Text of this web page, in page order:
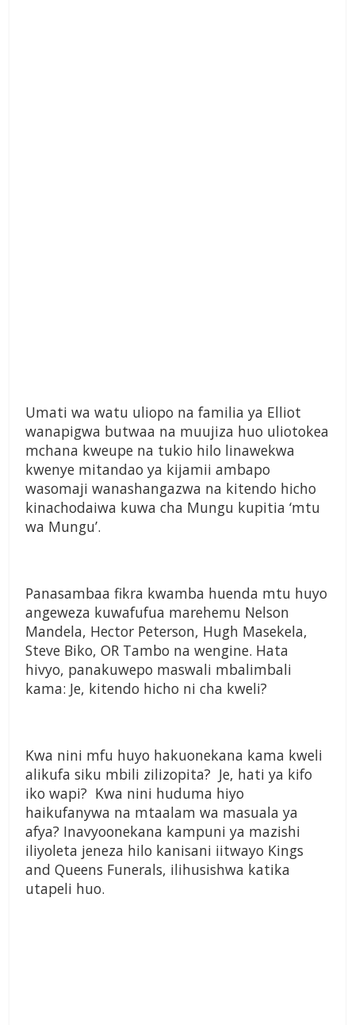
Umati wa watu uliopo na familia ya Elliot
wanapigwa butwaa na muujiza huo uliotokea
mchana kweupe na tukio hilo linawekwa
kwenye mitandao ya kijamii ambapo
wasomaji wanashangazwa na kitendo hicho
kinachodaiwa kuwa cha Mungu kupitia ‘mtu
wa Mungu’.
Panasambaa fikra kwamba huenda mtu huyo
angeweza kuwafufua marehemu Nelson
Mandela, Hector Peterson, Hugh Masekela,
Steve Biko, OR Tambo na wengine. Hata
hivyo, panakuwepo maswali mbalimbali
kama: Je, kitendo hicho ni cha kweli?
Kwa nini mfu huyo hakuonekana kama kweli
alikufa siku mbili zilizopita? Je, hati ya kifo
iko wapi? Kwa nini huduma hiyo
haikufanywa na mtaalam wa masuala ya
afya? Inavyoonekana kampuni ya mazishi
iliyoleta jeneza hilo kanisani iitwayo Kings
and Queens Funerals, ilihusishwa katika
utapeli huo.